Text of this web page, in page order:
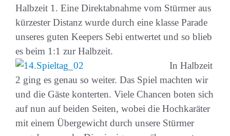
Halbzeit 1. Eine Direktabnahme vom Stürmer aus
kürzester Distanz wurde durch eine klasse Parade
unseres guten Keepers Sebi entwertet und so blieb
es beim 1:1 zur Halbzeit.
In Halbzeit
2 ging es genau so weiter. Das Spiel machten wir
und die Gäste konterten. Viele Chancen boten sich
auf nun auf beiden Seiten, wobei die Hochkaräter
mit einem Übergewicht durch unsere Stürmer